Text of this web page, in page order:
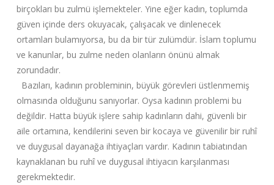
birçokları bu zulmü işlemekteler. Yine eğer kadın, toplumda
güven içinde ders okuyacak, çalışacak ve dinlenecek
ortamları bulamıyorsa, bu da bir tür zulümdür. İslam toplumu
ve kanunlar, bu zulme neden olanların önünü almak
zorundadır.
Bazıları, kadının probleminin, büyük görevleri üstlenmemiş
olmasında olduğunu sanıyorlar. Oysa kadının problemi bu
değildir. Hatta büyük işlere sahip kadınların dahi, güvenli bir
aile ortamına, kendilerini seven bir kocaya ve güvenilir bir ruhî
ve duygusal dayanağa ihtiyaçları vardır. Kadının tabiatından
kaynaklanan bu ruhî ve duygusal ihtiyacın karşılanması
gerekmektedir.